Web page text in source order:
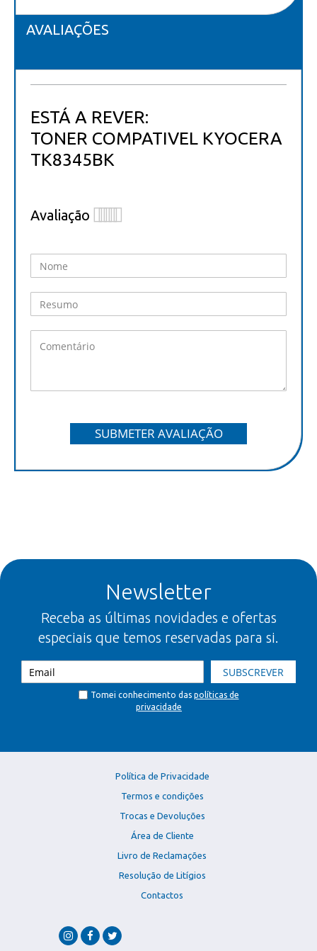
AVALIAÇÕES
ESTÁ A REVER:
TONER COMPATIVEL KYOCERA
TK8345BK
Avaliação
SUBMETER AVALIAÇÃO
Newsletter
Receba as últimas novidades e ofertas
especiais que temos reservadas para si.
SUBSCREVER
Tomei conhecimento das políticas de
privacidade
Política de Privacidade
Termos e condições
Trocas e Devoluções
Área de Cliente
Livro de Reclamações
Resolução de Litígios
Contactos